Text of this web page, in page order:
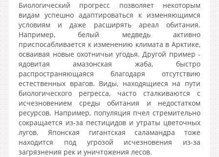
Биологический прогресс позволяет некоторым
видам успешно адаптироваться к изменяющимся
условиям и даже расширять ареал обитания.
Например, белый медведь активно
приспосабливается к изменению климата в Арктике,
осваивая новые охотничьи угодья. Другой пример -
ядовитая амазонская жаба, быстро
распространяющаяся благодаря отсутствию
естественных врагов. Виды, находящиеся на пути
биологического регресса, часто сталкиваются с
исчезновением среды обитания и недостатком
ресурсов. Например, популяция пчел стремительно
сокращается из-за пестицидов и утраты цветочных
лугов. Японская гигантская саламандра тоже
находится под угрозой исчезновения из-за
загрязнения рек и уничтожения лесов.